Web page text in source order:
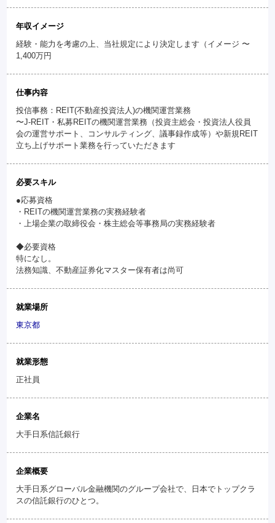
年収イメージ
経験・能力を考慮の上、当社規定により決定します（イメージ 〜
1,400万円
仕事内容
投信事務：REIT(不動産投資法人)の機関運営業務
〜J-REIT・私募REITの機関運営業務（投資主総会・投資法人役員
会の運営サポート、コンサルティング、議事録作成等）や新規REIT
立ち上げサポート業務を行っていただきます
必要スキル
●応募資格
・REITの機関運営業務の実務経験者
・上場企業の取締役会・株主総会等事務局の実務経験者
◆必要資格
特になし。
法務知識、不動産証券化マスター保有者は尚可
就業場所
東京都
就業形態
正社員
企業名
大手日系信託銀行
企業概要
大手日系グローバル金融機関のグループ会社で、日本でトップクラ
スの信託銀行のひとつ。